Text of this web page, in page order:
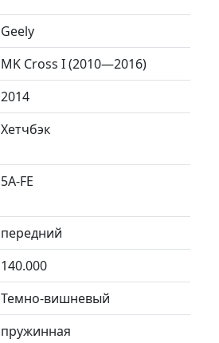
Geely
MK Cross I (2010—2016)
2014
Хетчбэк
5А-FE
передний
140.000
Темно-вишневый
пружинная